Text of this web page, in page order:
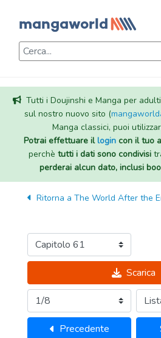
Tutti i Doujinshi e Manga per
sul nostro nuovo sito (
Manga classici, puoi
Potrai effettuare illogincon il tuo
perchè tutti i dati sono condivisi
perderai alcun dato, inclusi
Ritorna a The World After the
Scarica
Precedente